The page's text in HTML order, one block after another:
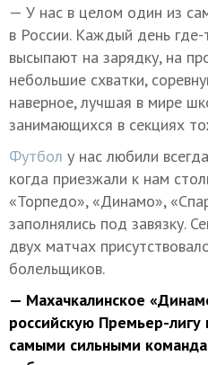
— У нас в целом один из
в России. Каждый день где-
высыпают на зарядку, на
небольшие схватки,
наверное, лучшая в мире
занимающихся в секциях
Футбол у нас любили
когда приезжали к нам
«Торпедо», «Динамо»,
заполнялись под завязку.
двух матчах
болельщиков.
— Махачкалинское
российскую Премьер-лигу
самыми сильными